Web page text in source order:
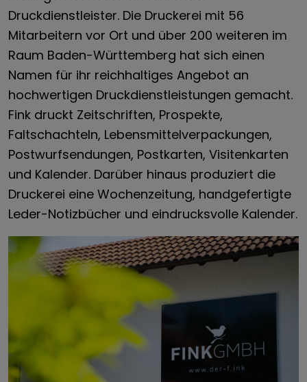
Druckdienstleister. Die Druckerei mit 56
Mitarbeitern vor Ort und über 200 weiteren im
Raum Baden-Württemberg hat sich einen
Namen für ihr reichhaltiges Angebot an
hochwertigen Druckdienstleistungen gemacht.
Fink druckt Zeitschriften, Prospekte,
Faltschachteln, Lebensmittelverpackungen,
Postwurfsendungen, Postkarten, Visitenkarten
und Kalender. Darüber hinaus produziert die
Druckerei eine Wochenzeitung, handgefertigte
Leder-Notizbücher und eindrucksvolle Kalender.